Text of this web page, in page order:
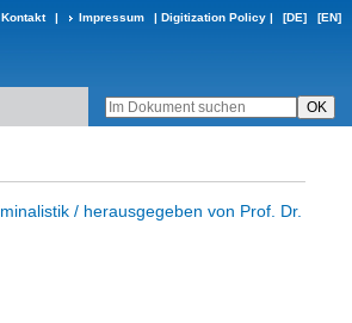
Kontakt | Impressum | Digitization Policy | [DE] [EN]
/ herausgegeben von Prof. Dr.